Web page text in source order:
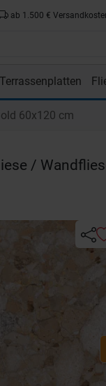
ab 1.500 €
Terrassenplatten
60x120 cm
/